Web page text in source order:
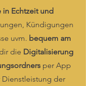
in Echtzeit und
Kündigungen
uvm. bequem am
die Digitalisierung
per App
Dienstleistung der